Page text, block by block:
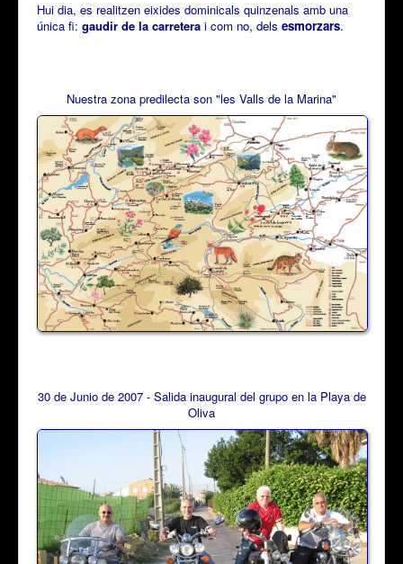
Hui dia, es realitzen eixides dominicals quinzenals amb una
única fi: gaudir de la carretera i com no, dels esmorzars.
Nuestra zona predilecta son "les Valls de la Marina"
30 de Junio de 2007 - Salida inaugural del grupo en la Playa de
Oliva